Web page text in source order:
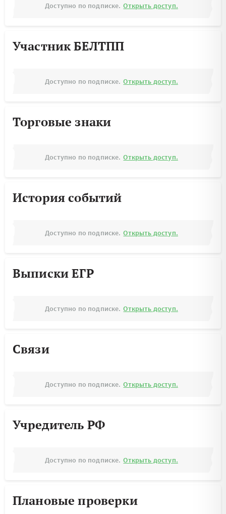
Доступно по подписке. Открыть доступ.
Участник БЕЛТПП
Доступно по подписке. Открыть доступ.
Торговые знаки
Доступно по подписке. Открыть доступ.
История событий
Доступно по подписке. Открыть доступ.
Выписки ЕГР
Доступно по подписке. Открыть доступ.
Связи
Доступно по подписке. Открыть доступ.
Учредитель РФ
Доступно по подписке. Открыть доступ.
Плановые проверки